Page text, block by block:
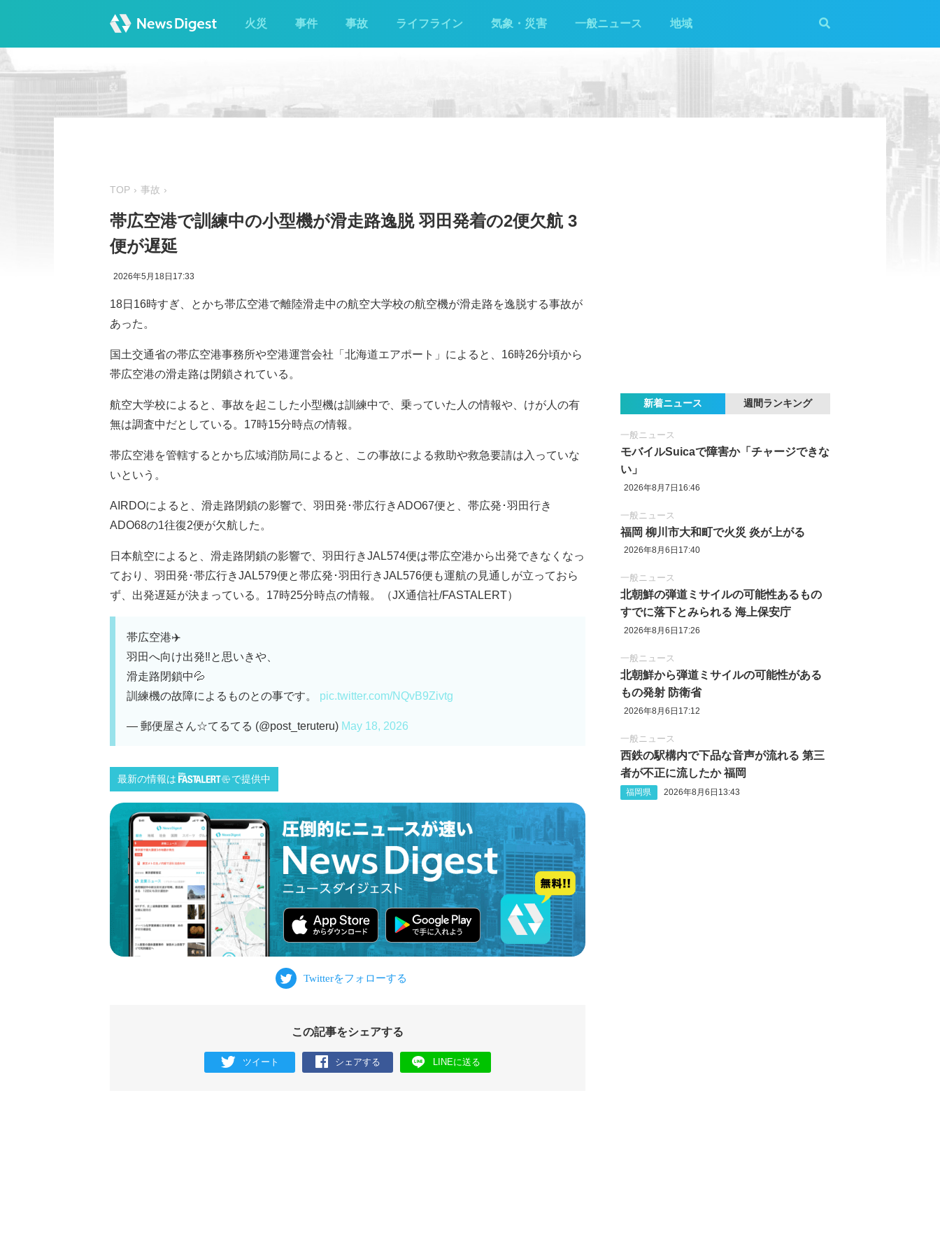
火災 事件 事故 ライフライン 気象・災害 一般ニュース 地域
TOP 事故
帯広空港で訓練中の小型機が滑走路逸脱 羽田発着の2便欠航 3
便が遅延
2026年5月18日17:33
18日16時すぎ、とかち帯広空港で離陸滑走中の航空大学校の航空機が滑走路を逸脱する事故が
あった。
国土交通省の帯広空港事務所や空港運営会社「北海道エアポート」によると、16時26分頃から
帯広空港の滑走路は閉鎖されている。
航空大学校によると、事故を起こした小型機は訓練中で、乗っていた人の情報や、けが人の有
無は調査中だとしている。17時15分時点の情報。
帯広空港を管轄するとかち広域消防局によると、この事故による救助や救急要請は入っていな
いという。
AIRDOによると、滑走路閉鎖の影響で、羽田発･帯広行きADO67便と、帯広発･羽田行き
ADO68の1往復2便が欠航した。
日本航空によると、滑走路閉鎖の影響で、羽田行きJAL574便は帯広空港から出発できなくなっ
ており、羽田発･帯広行きJAL579便と帯広発･羽田行きJAL576便も運航の見通しが立っておら
ず、出発遅延が決まっている。17時25分時点の情報。（JX通信社/FASTALERT）
帯広空港✈️
羽田へ向け出発‼️と思いきや、
滑走路閉鎖中💦
訓練機の故障によるものとの事です。 pic.twitter.com/NQvB9Zivtg
— 郵便屋さん☆てるてる (@post_teruteru) May 18, 2026
最新の情報は で提供中
この記事をシェアする
ツイート シェアする LINEに送る
新着ニュース 週間ランキング
一般ニュース
モバイルSuicaで障害か「チャージできな
い」
2026年8月7日16:46
一般ニュース
福岡 柳川市大和町で火災 炎が上がる
2026年8月6日17:40
一般ニュース
北朝鮮の弾道ミサイルの可能性あるもの
すでに落下とみられる 海上保安庁
2026年8月6日17:26
一般ニュース
北朝鮮から弾道ミサイルの可能性がある
もの発射 防衛省
2026年8月6日17:12
一般ニュース
西鉄の駅構内で下品な音声が流れる 第三
者が不正に流したか 福岡
福岡県 2026年8月6日13:43